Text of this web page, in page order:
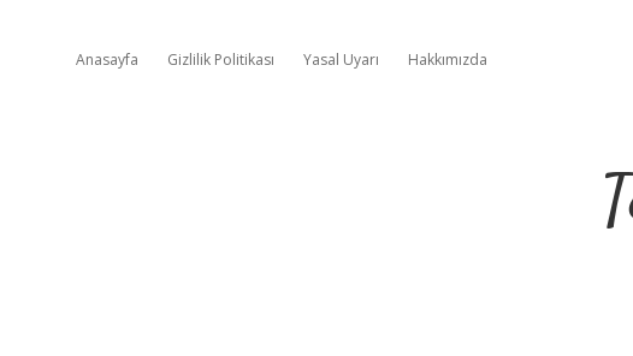
Anasayfa Gizlilik Politikası Yasal Uyarı Hakkımızda